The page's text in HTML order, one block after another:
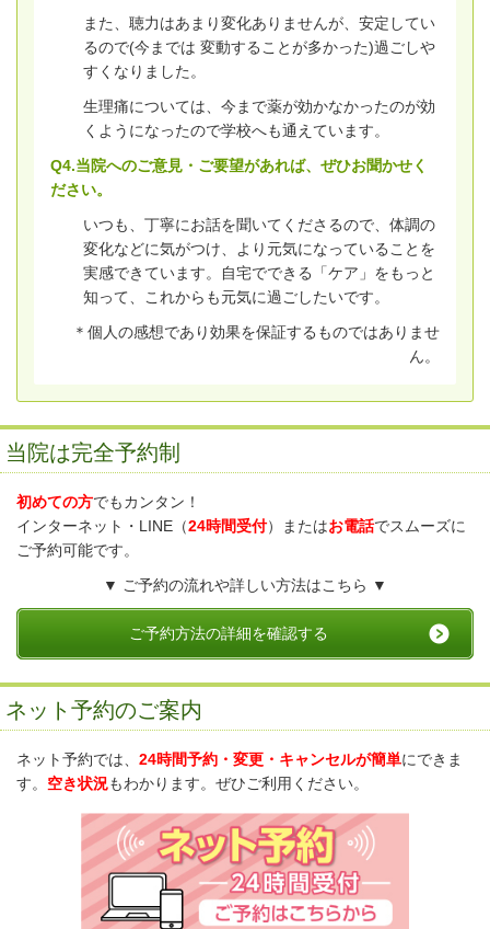
また、聴力はあまり変化ありませんが、安定してい
るので(今までは 変動することが多かった)過ごしや
すくなりました。
生理痛については、今まで薬が効かなかったのが効
くようになったので学校へも通えています。
Q4.当院へのご意見・ご要望があれば、ぜひお聞かせく
ださい。
いつも、丁寧にお話を聞いてくださるので、体調の
変化などに気がつけ、より元気になっていることを
実感できています。自宅でできる「ケア」をもっと
知って、これからも元気に過ごしたいです。
＊個人の感想であり効果を保証するものではありませ
ん。
当院は完全予約制
初めての方でもカンタン！
インターネット・LINE（24時間受付）またはお電話でスムーズに
ご予約可能です。
▼ ご予約の流れや詳しい方法はこちら ▼
ご予約方法の詳細を確認する
ネット予約のご案内
ネット予約では、 24時間予約・変更・キャンセルが簡単にできま
す。 空き状況もわかります。ぜひご利用ください。